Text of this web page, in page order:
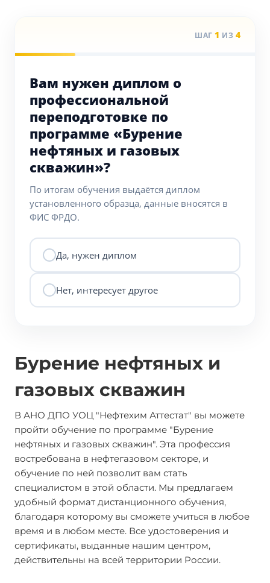
ШАГ 1 ИЗ 4
Вам нужен диплом о
профессиональной
переподготовке по
программе «Бурение
нефтяных и газовых
скважин»?
По итогам обучения выдаётся диплом
установленного образца, данные вносятся в
ФИС ФРДО.
Да, нужен диплом
Нет, интересует другое
Бурение нефтяных и
газовых скважин
В АНО ДПО УОЦ "Нефтехим Аттестат" вы можете
пройти обучение по программе "Бурение
нефтяных и газовых скважин". Эта профессия
востребована в нефтегазовом секторе, и
обучение по ней позволит вам стать
специалистом в этой области. Мы предлагаем
удобный формат дистанционного обучения,
благодаря которому вы сможете учиться в любое
время и в любом месте. Все удостоверения и
сертификаты, выданные нашим центром,
действительны на всей территории России.